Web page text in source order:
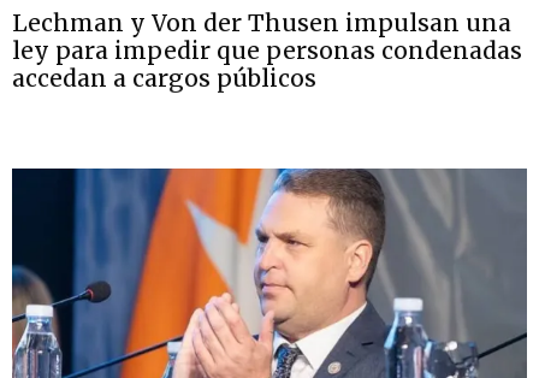
Lechman y Von der Thusen impulsan una
ley para impedir que personas condenadas
accedan a cargos públicos